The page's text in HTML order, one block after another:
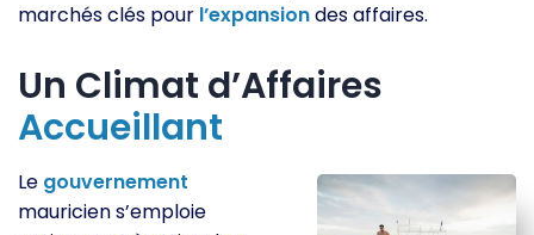
marchés clés pour l’expansiondes affaires.
Un Climat d’Affaires
Accueillant
Le gouvernement
mauricien s’emploie